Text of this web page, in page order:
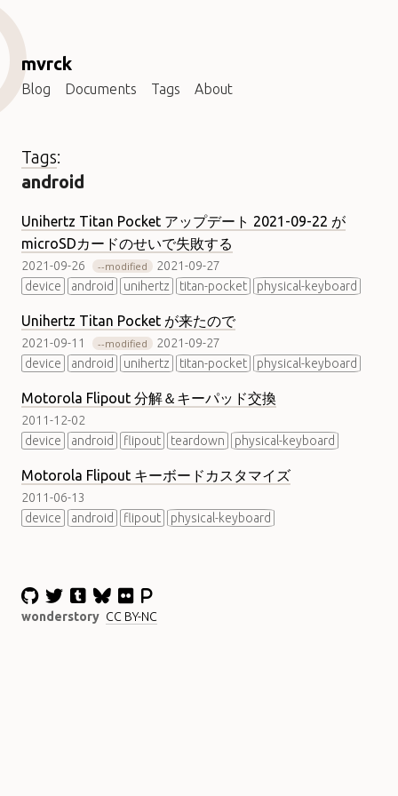
mvrck
Blog Documents Tags About
Tags:
android
Unihertz Titan Pocket アップデート 2021-09-22 が
microSDカードのせいで失敗する
2021-09-26 modified
2021-09-27
device
android unihertz titan-pocket physical-keyboard
Unihertz Titan Pocket が来たので
2021-09-11 modified
2021-09-27
device
android unihertz titan-pocket physical-keyboard
Motorola Flipout 分解＆キーパッド交換
2011-12-02
device
android flipout teardown physical-keyboard
Motorola Flipout キーボードカスタマイズ
2011-06-13
device
android flipout physical-keyboard
wonderstory CC BY-NC